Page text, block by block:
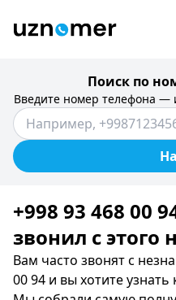
Поиск по
Введите номер телефона
+998 93 468 00
звонил c этого
Вам часто звонят с
00 94 и вы хотите узнать